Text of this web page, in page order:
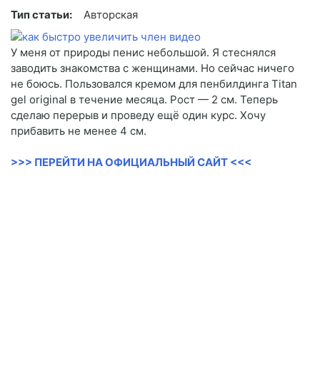
Тип статьи: Авторская
У меня от природы пенис небольшой. Я стеснялся
заводить знакомства с женщинами. Но сейчас ничего
не боюсь. Пользовался кремом для пенбилдинга Titan
gel original в течение месяца. Рост — 2 см. Теперь
сделаю перерыв и проведу ещё один курс. Хочу
прибавить не менее 4 см.
>>> ПЕРЕЙТИ НА ОФИЦИАЛЬНЫЙ САЙТ <<<